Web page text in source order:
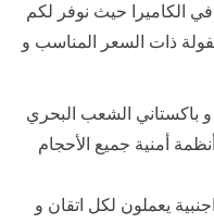
في الكاميرا حيث نوفر لكم
ذات السعر المناسب و
باكستاني الشعب البحري
أمنية جميع الأحجام
يعملون لكل اتقان و